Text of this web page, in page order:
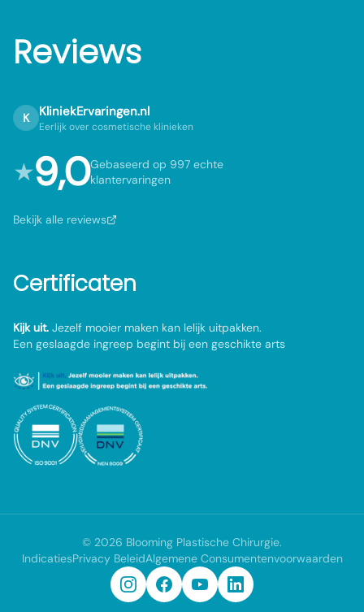
Reviews
K KliniekErvaringen.nl
Eerlijk over cosmetische klinieken
★9,0Gebaseerd op 997 echte
klantervaringen
Bekijk alle reviews
Certificaten
Kijk uit. Jezelf mooier maken kan lelijk uitpakken.
Een geslaagde ingreep begint bij een geschikte arts
© 2026 Blooming Plastische Chirurgie.
IndicatiesPrivacy BeleidAlgemene Consumentenvoorwaarden